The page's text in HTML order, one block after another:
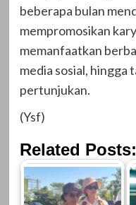
beberapa bulan
mempromosikan
memanfaatkan
media sosial, hingga
pertunjukan.
(Ysf)
Related Posts: